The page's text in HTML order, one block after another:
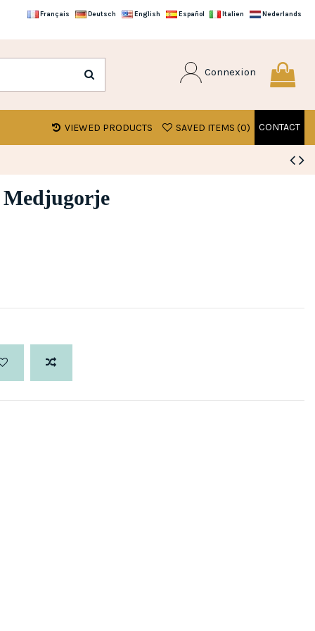
Français Deutsch English Español Italien Nederlands
Connexion
CONTACT
SAVED ITEMS (0)
VIEWED PRODUCTS
Medjugorje